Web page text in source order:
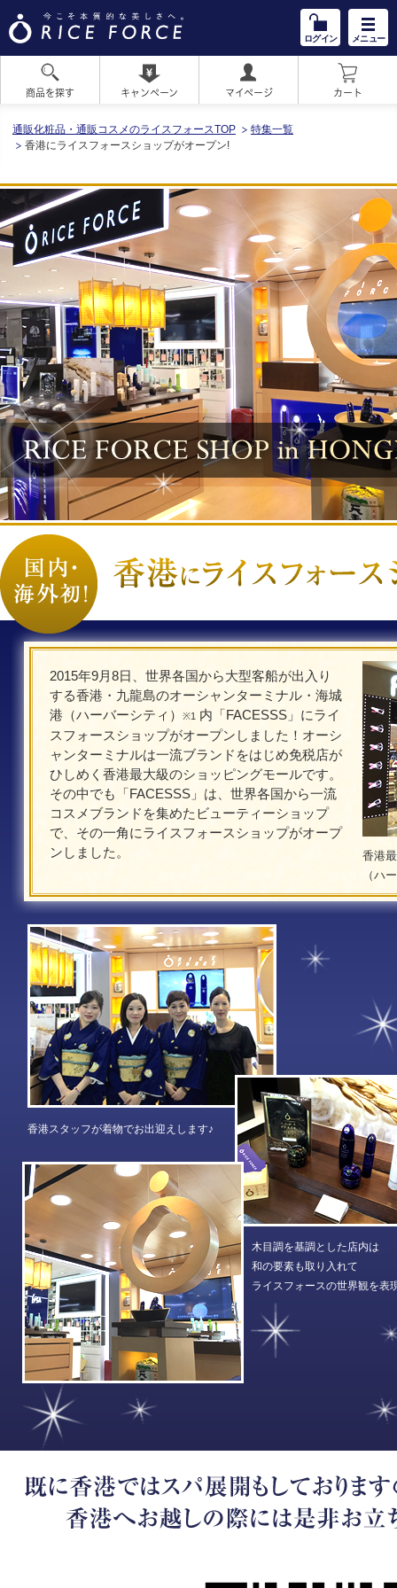
ログイン メニュー
商品を探す キャンペーン マイページ カート
通販化粧品・通販コスメのライスフォースTOP
特集一覧
香港にライスフォースショップがオープン!
2015年9月8日、世界各国から大型客船が出入り
する香港・九龍島のオーシャンターミナル・海城
港（ハーバーシティ）
※1 内「FACESSS」にライ
スフォースショップがオープンしました！オーシ
ャンターミナルは一流ブランドをはじめ免税店が
ひしめく香港最大級のショッピングモールです。
その中でも「FACESSS」は、世界各国から一流
コスメブランドを集めたビューティーショップ
で、その一角にライスフォースショップがオープ
ンしました。
香港
（ハ
香港スタッフが着物でお出迎えします♪
木目調を基調とした店内は
和の要素も取り入れて
ライスフォースの世界観を表